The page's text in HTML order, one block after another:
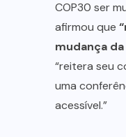
COP30 ser
afirmou que
mudança
“reitera seu
uma
acessível.”